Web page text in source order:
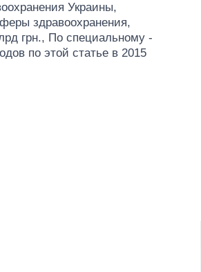
Украины,
здравоохранения,
грн., По специальному -
по этой статье в 2015